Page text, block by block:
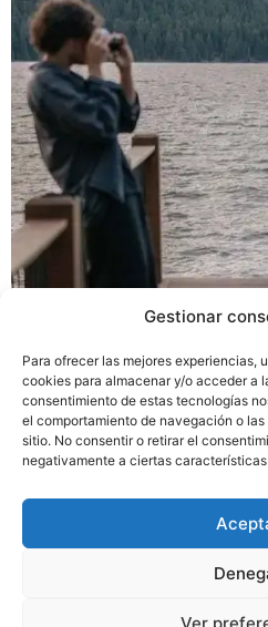
Gestionar
Para ofrecer las mejores experiencias,
cookies para almacenar y/o acceder a
consentimiento de estas tecnologías
el comportamiento de navegación o
sitio. No consentir o retirar el
negativamente a ciertas
Ver
dejaste a medias; La
espada y la pared; El
enviar; La tarea que sigues
El descanso que necesitas
Aviso legal Política de